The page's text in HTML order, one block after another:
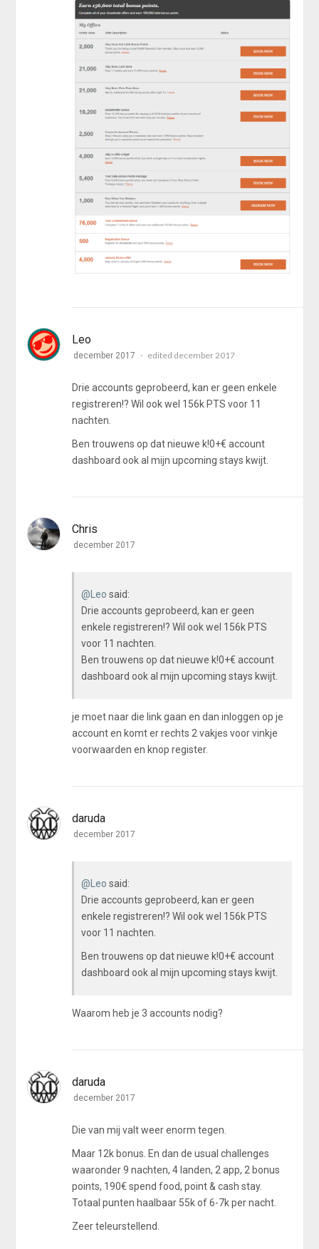
Leo
december 2017 edited december 2017
Drie accounts geprobeerd, kan er geen enkele
registreren!? Wil ook wel 156k PTS voor 11
nachten.
Ben trouwens op dat nieuwe k!0+€ account
dashboard ook al mijn upcoming stays kwijt.
Chris
december 2017
@Leo said:
Drie accounts geprobeerd, kan er geen
enkele registreren!? Wil ook wel 156k PTS
voor 11 nachten.
Ben trouwens op dat nieuwe k!0+€ account
dashboard ook al mijn upcoming stays kwijt.
je moet naar die link gaan en dan inloggen op je
account en komt er rechts 2 vakjes voor vinkje
voorwaarden en knop register.
daruda
december 2017
@Leo said:
Drie accounts geprobeerd, kan er geen
enkele registreren!? Wil ook wel 156k PTS
voor 11 nachten.
Ben trouwens op dat nieuwe k!0+€ account
dashboard ook al mijn upcoming stays kwijt.
Waarom heb je 3 accounts nodig?
daruda
december 2017
Die van mij valt weer enorm tegen.
Maar 12k bonus. En dan de usual challenges
waaronder 9 nachten, 4 landen, 2 app, 2 bonus
points, 190€ spend food, point & cash stay.
Totaal punten haalbaar 55k of 6-7k per nacht.
Zeer teleurstellend.